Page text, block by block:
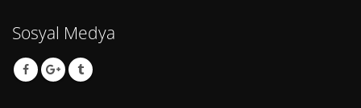
Sosyal Medya